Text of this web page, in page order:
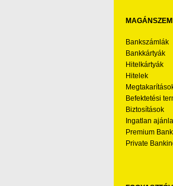
Bankszámlák
Bankkártyák
Hitelkártyák
Hitelek
Befektetési
Biztosítások
Ingatlan
Premium
Private